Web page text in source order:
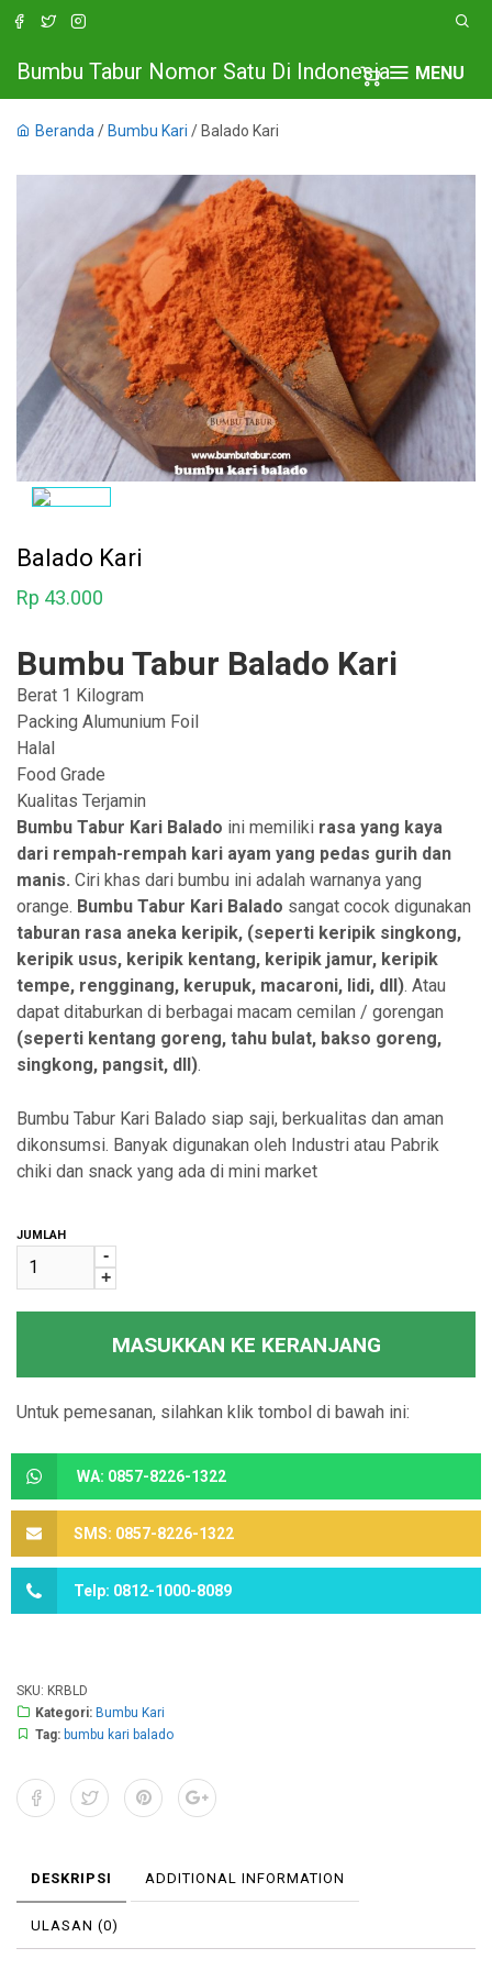
MENU
Bumbu Tabur Nomor Satu Di Indonesia
Beranda / Bumbu Kari / Balado Kari
Balado Kari
Rp 43.000
Bumbu Tabur Balado Kari
Berat 1 Kilogram
Packing Alumunium Foil
Halal
Food Grade
Kualitas Terjamin
Bumbu Tabur Kari Balado ini memiliki rasa yang kaya
dari rempah-rempah kari ayam yang pedas gurih dan
manis. Ciri khas dari bumbu ini adalah warnanya yang
orange. Bumbu Tabur Kari Balado sangat cocok digunakan
taburan rasa aneka keripik, (seperti keripik singkong,
keripik usus, keripik kentang, keripik jamur, keripik
tempe, rengginang, kerupuk, macaroni, lidi, dll). Atau
dapat ditaburkan di berbagai macam cemilan / gorengan
(seperti kentang goreng, tahu bulat, bakso goreng,
singkong, pangsit, dll).
Bumbu Tabur Kari Balado siap saji, berkualitas dan aman
dikonsumsi. Banyak digunakan oleh Industri atau Pabrik
chiki dan snack yang ada di mini market
JUMLAH
-
+
MASUKKAN KE KERANJANG
Untuk pemesanan, silahkan klik tombol di bawah ini:
WA: 0857-8226-1322
SMS: 0857-8226-1322
Telp: 0812-1000-8089
SKU: KRBLD
Kategori: Bumbu Kari
Tag: bumbu kari balado
DESKRIPSI ADDITIONAL INFORMATION
ULASAN (0)